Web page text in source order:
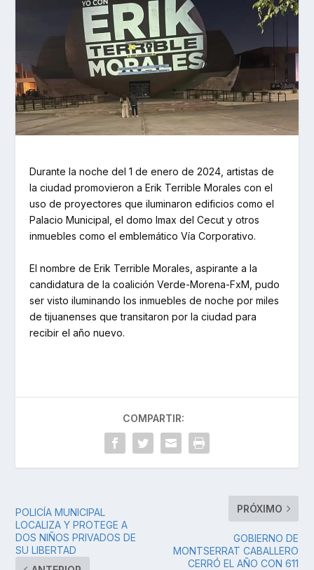
Durante la noche del 1 de enero de 2024, artistas de
la ciudad promovieron a Erik Terrible Morales con el
uso de proyectores que iluminaron edificios como el
Palacio Municipal, el domo Imax del Cecut y otros
inmuebles como el emblemático Vía Corporativo.
El nombre de Erik Terrible Morales, aspirante a la
candidatura de la coalición Verde-Morena-FxM, pudo
ser visto iluminando los inmuebles de noche por miles
de tijuanenses que transitaron por la ciudad para
recibir el año nuevo.
COMPARTIR:
POLICÍA MUNICIPAL
LOCALIZA Y PROTEGE A
DOS NIÑOS PRIVADOS DE
SU LIBERTAD
PRÓXIMO
GOBIERNO DE
MONTSERRAT CABALLERO
CERRÓ EL AÑO CON 611